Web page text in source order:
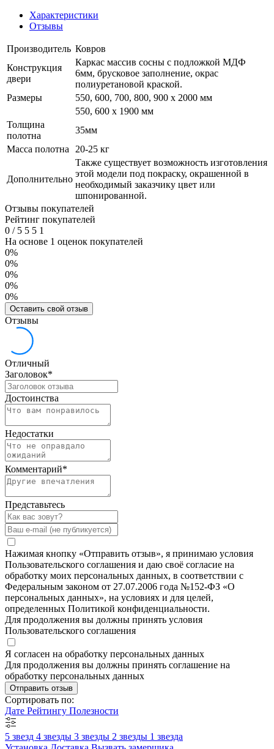
Характеристики
Отзывы
Производитель Ковров
Конструкция
двери
Каркас массив сосны с подложкой МДФ
6мм, брусковое заполнение, окрас
полиуретановой краской.
Размеры
550, 600, 700, 800, 900 x 2000 мм
550, 600 х 1900 мм
Толщина
полотна
35мм
Масса полотна
20-25 кг
Дополнительно
Также существует возможность изготовления
этой модели под покраску, окрашенной в
необходимый заказчику цвет или
шпонированной.
Отзывы покупателей
Рейтинг покупателей
0 /5 5 5 1
На основе 1 оценок покупателей
0%
0%
0%
0%
0%
Оставить свой отзыв
Отзывы
Отличный
Заголовок*
Достоинства
Недостатки
Комментарий*
Представьтесь
Нажимая кнопку «Отправить отзыв», я принимаю условия
Пользовательского соглашения и даю своё согласие на
обработку моих персональных данных, в соответствии с
Федеральным законом от 27.07.2006 года №152-ФЗ «О
персональных данных», на условиях и для целей,
определенных Политикой конфиденциальности.
Для продолжения вы должны принять условия
Пользовательского соглашения
Я согласен на обработку персональных данных
Для продолжения вы должны принять соглашение на
обработку персональных данных
Отправить отзыв
Сортировать по:
Дате Рейтингу Полезности
5 звезд 4 звезды 3 звезды 2 звезды 1 звезда